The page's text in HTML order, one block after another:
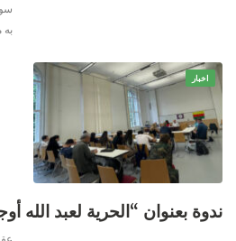
به
اخبار
ندوة بعنوان “الحرية لعبد الله